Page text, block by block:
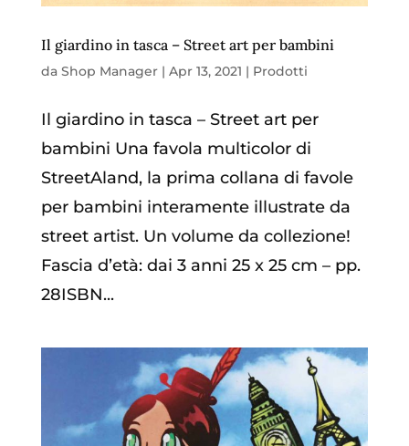
Il giardino in tasca – Street art per bambini
da Shop Manager| Apr 13, 2021 | Prodotti
Il giardino in tasca – Street art per
bambini Una favola multicolor di
StreetAland, la prima collana di favole
per bambini interamente illustrate da
street artist. Un volume da collezione!
Fascia d’età: dai 3 anni 25 x 25 cm – pp.
28ISBN...